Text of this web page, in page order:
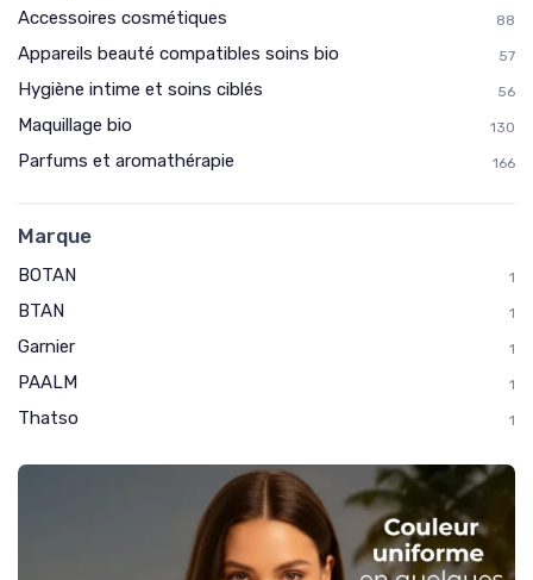
Accessoires cosmétiques 88
Appareils beauté compatibles soins bio 57
Hygiène intime et soins ciblés 56
Maquillage bio 130
Parfums et aromathérapie 166
Marque
BOTAN 1
BTAN 1
Garnier 1
PAALM 1
Thatso 1